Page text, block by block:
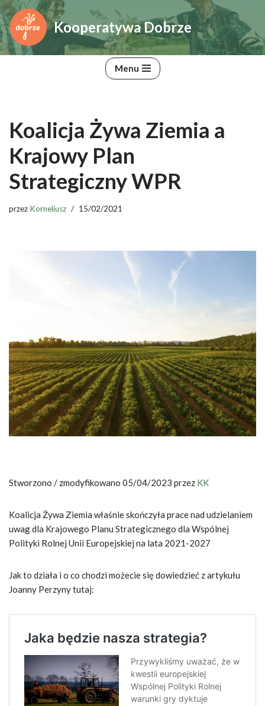
Przejdź
do
Kooperatywa Dobrze
Menu
Koalicja Żywa Ziemia a
Krajowy Plan
Strategiczny WPR
przez Korneliusz 15/02/2021
Stworzono / zmodyfikowano 05/04/2023 przez KK
Koalicja Żywa Ziemia właśnie skończyła prace nad udzielaniem
uwag dla Krajowego Planu Strategicznego dla Wspólnej
Polityki Rolnej Unii Europejskiej na lata 2021-2027
Jak to działa i o co chodzi możecie się dowiedzieć z artykułu
Joanny Perzyny tutaj: